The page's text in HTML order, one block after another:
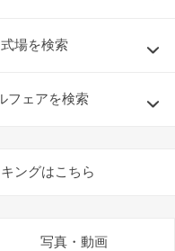
場を検索
フェアを検索
ングはこちら
写真・動画